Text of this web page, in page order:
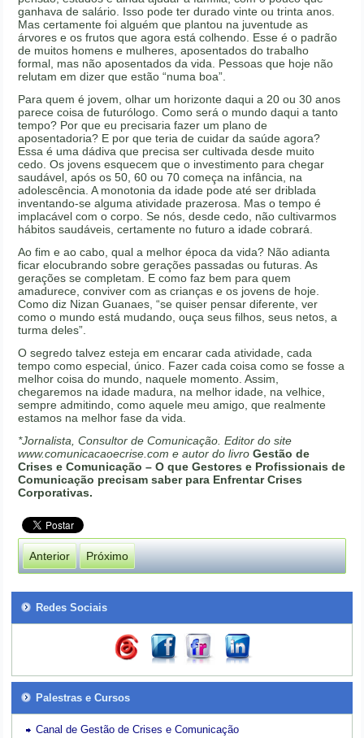
ganhava de salário. Isso pode ter durado vinte ou trinta anos.
Mas certamente foi alguém que plantou na juventude as
árvores e os frutos que agora está colhendo. Esse é o padrão
de muitos homens e mulheres, aposentados do trabalho
formal, mas não aposentados da vida. Pessoas que hoje não
relutam em dizer que estão “numa boa”.
Para quem é jovem, olhar um horizonte daqui a 20 ou 30 anos
parece coisa de futurólogo. Como será o mundo daqui a tanto
tempo? Por que eu precisaria fazer um plano de
aposentadoria? E por que teria de cuidar da saúde agora?
Essa é uma dádiva que precisa ser cultivada desde muito
cedo. Os jovens esquecem que o investimento para chegar
saudável, após os 50, 60 ou 70 começa na infância, na
adolescência. A monotonia da idade pode até ser driblada
inventando-se alguma atividade prazerosa. Mas o tempo é
implacável com o corpo. Se nós, desde cedo, não cultivarmos
hábitos saudáveis, certamente no futuro a idade cobrará.
Ao fim e ao cabo, qual a melhor época da vida? Não adianta
ficar elocubrando sobre gerações passadas ou futuras. As
gerações se completam. E como faz bem para quem
amadurece, conviver com as crianças e os jovens de hoje.
Como diz Nizan Guanaes, “se quiser pensar diferente, ver
como o mundo está mudando, ouça seus filhos, seus netos, a
turma deles”.
O segredo talvez esteja em encarar cada atividade, cada
tempo como especial, único. Fazer cada coisa como se fosse a
melhor coisa do mundo, naquele momento. Assim,
chegaremos na idade madura, na melhor idade, na velhice,
sempre admitindo, como aquele meu amigo, que realmente
estamos na melhor fase da vida.
*Jornalista, Consultor de Comunicação. Editor do site
www.comunicacaoecrise.com e autor do livroGestão de
Crises e Comunicação – O que Gestores e Profissionais de
Comunicação precisam saber para Enfrentar Crises
Corporativas.
Anterior Próximo
Redes Sociais
Palestras e Cursos
Canal de Gestão de Crises e Comunicação